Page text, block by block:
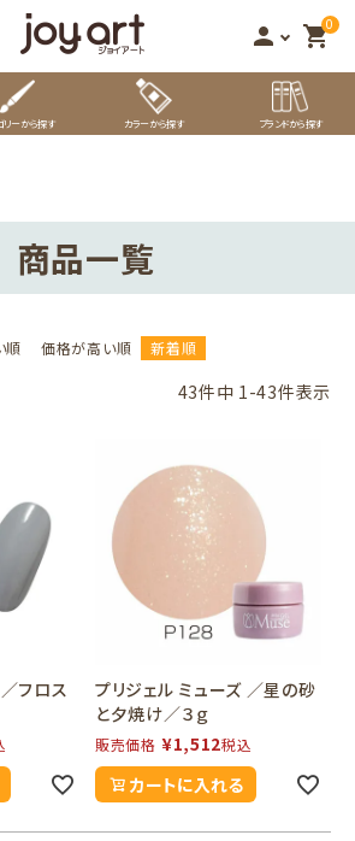
person 0
shopping_cart
リーから探す カラーから探す ブランドから探す
商品一覧
順 価格が高い順 新着順
43件中 1-43件表示
フロス
プリジェル ミューズ ／星の砂
と夕焼け／３ｇ
販売価格 ¥1,512税込
カートに入れる